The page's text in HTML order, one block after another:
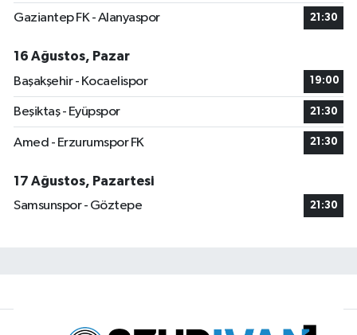
Gaziantep FK - Alanyaspor 21:30
16 Ağustos, Pazar
Başakşehir - Kocaelispor
19:00
Beşiktaş - Eyüpspor 21:30
Amed - Erzurumspor FK 21:30
17 Ağustos, Pazartesi
Samsunspor - Göztepe
21:30